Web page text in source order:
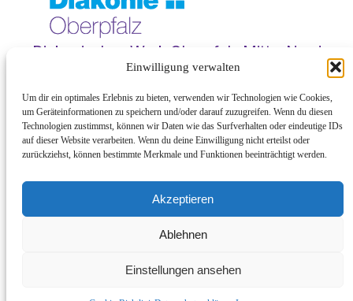
Einwilligung verwalten
Um dir ein optimales Erlebnis zu bieten, verwenden wir Technologien wie Cookies,
um Geräteinformationen zu speichern und/oder darauf zuzugreifen. Wenn du diesen
Technologien zustimmst, können wir Daten wie das Surfverhalten oder eindeutige IDs
auf dieser Website verarbeiten. Wenn du deine Einwilligung nicht erteilst oder
zurückziehst, können bestimmte Merkmale und Funktionen beeinträchtigt werden.
Akzeptieren
Ablehnen
Einstellungen ansehen
Diakonisches Werk Oberpfalz Mitte-Nord
e.V.
92637 Weiden
| Kontakt |
| Barrierefreiheit |
| Cookie-Richtlinie (EU) |